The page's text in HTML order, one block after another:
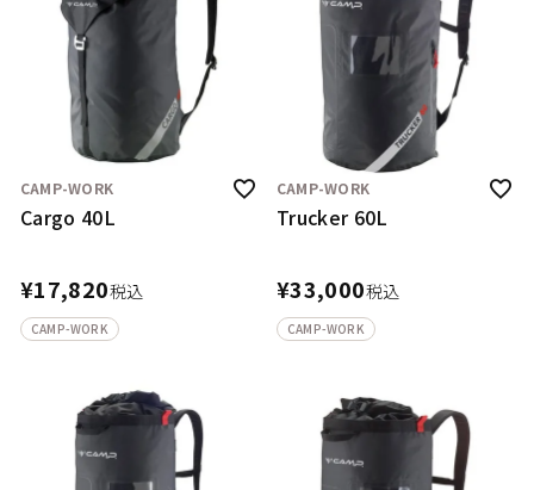
CAMP-WORK
Cargo 40L
¥17,820税込
CAMP-WORK
CAMP-WORK
Trucker 60L
¥33,000税込
CAMP-WORK